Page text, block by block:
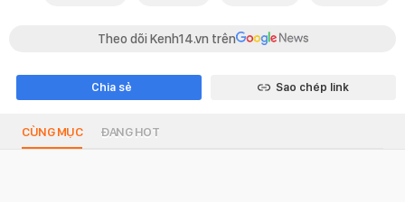
Theo dõi Kenh14.vn trên
Chia sẻ Sao chép link
CÙNG MỤC ĐANG HOT